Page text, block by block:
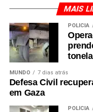
MAIS
POLÍCIA
MUNDO 7 dias atrás
Defesa Civil
em Gaza
POLÍCIA